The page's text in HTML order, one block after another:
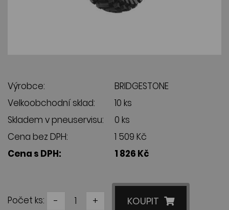
Výrobce:
BRIDGESTONE
Velkoobchodní sklad:
10 ks
Skladem v pneuservisu:
0 ks
Cena bez DPH:
1 509 Kč
Cena s DPH:
1 826 Kč
Počet ks: - + KOUPIT